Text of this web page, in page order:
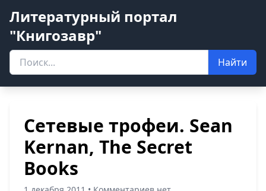
Литературный портал
"Книгозавр"
Найти
Сетевые трофеи. Sean
Kernan, The Secret
Books